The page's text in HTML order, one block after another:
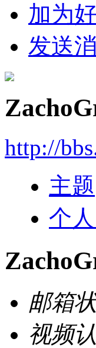
加为
发送
http://
主题
个
邮箱
视频